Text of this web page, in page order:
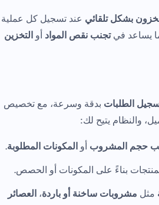
بشكل تلقائي عند تسجيل كل عملية
يساعد فيتجنب نقص المواد أو التخزين
الطلبات بدقة وسرعة، مع تخصيص
والنظام يتيح لك:
حجم المشروب أو المكونات المطلوبة.
بناءً على المكونات أو الحصص.
مثل مشروبات ساخنة أو باردة، العصائر